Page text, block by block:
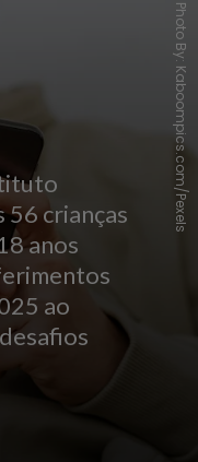
56 crianças
anos
ao
Photo By: Kaboompics.com/Pexels